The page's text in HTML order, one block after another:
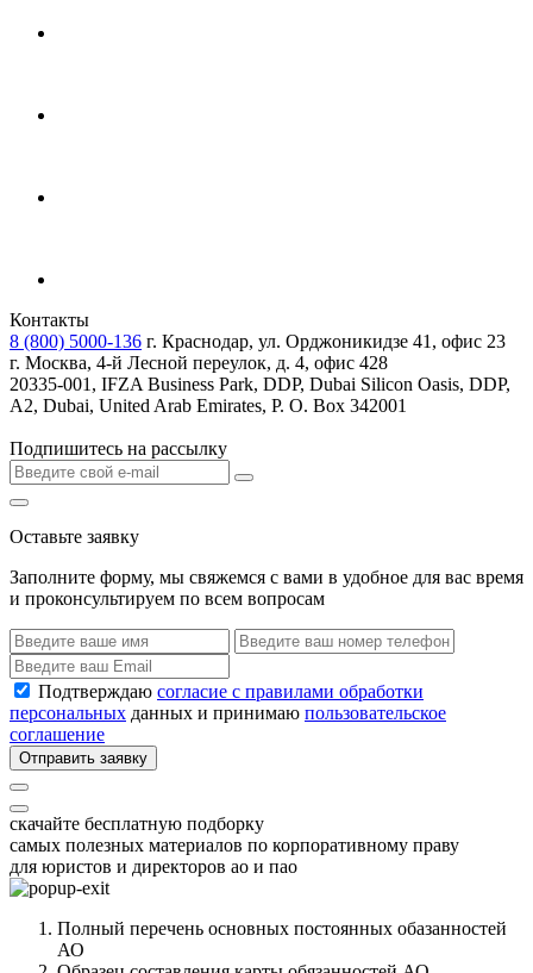
Контакты
8 (800) 5000-136 г. Краснодар, ул. Орджоникидзе 41, офис 23
г. Москва, 4-й Лесной переулок, д. 4, офис 428
20335-001, IFZA Business Park, DDP, Dubai Silicon Oasis, DDP,
A2, Dubai, United Arab Emirates, P. O. Box 342001
Подпишитесь на рассылку
Оставьте заявку
Заполните форму, мы свяжемся с вами в удобное для вас время
и проконсультируем по всем вопросам
Подтверждаю согласие с правилами обработки
персональных данных и принимаю пользовательское
соглашение
Отправить заявку
скачайте бесплатную подборку
самых полезных материалов по корпоративному праву
для юристов и директоров ао и пао
Полный перечень основных постоянных обазанностей
АО